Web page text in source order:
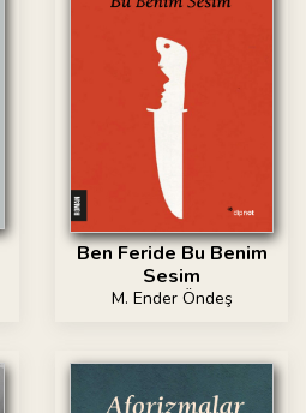
Ben Feride Bu Benim
Sesim
M. Ender Öndeş